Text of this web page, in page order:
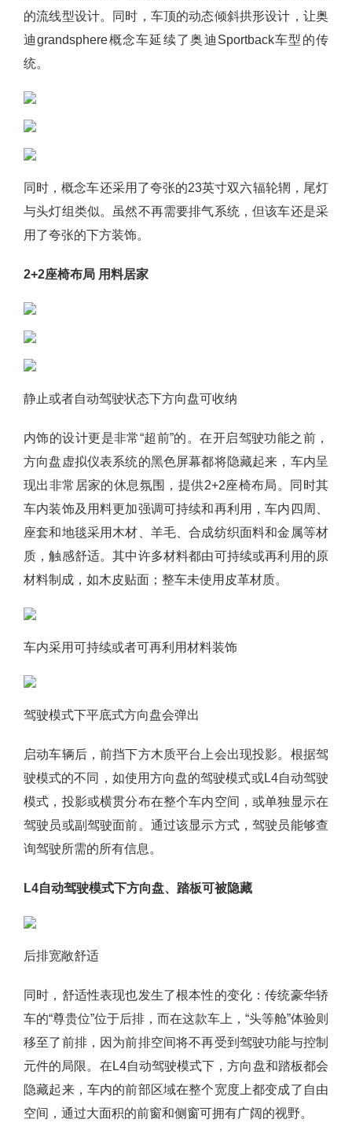
的流线型设计。同时，车顶的动态倾斜拱形设计，让奥
迪grandsphere概念车延续了奥迪Sportback车型的传
统。
同时，概念车还采用了夸张的23英寸双六辐轮辋，尾灯
与头灯组类似。虽然不再需要排气系统，但该车还是采
用了夸张的下方装饰。
2+2座椅布局 用料居家
静止或者自动驾驶状态下方向盘可收纳
内饰的设计更是非常“超前”的。在开启驾驶功能之前，
方向盘虚拟仪表系统的黑色屏幕都将隐藏起来，车内呈
现出非常居家的休息氛围，提供2+2座椅布局。同时其
车内装饰及用料更加强调可持续和再利用，车内四周、
座套和地毯采用木材、羊毛、合成纺织面料和金属等材
质，触感舒适。其中许多材料都由可持续或再利用的原
材料制成，如木皮贴面；整车未使用皮革材质。
车内采用可持续或者可再利用材料装饰
驾驶模式下平底式方向盘会弹出
启动车辆后，前挡下方木质平台上会出现投影。根据驾
驶模式的不同，如使用方向盘的驾驶模式或L4自动驾驶
模式，投影或横贯分布在整个车内空间，或单独显示在
驾驶员或副驾驶面前。通过该显示方式，驾驶员能够查
询驾驶所需的所有信息。
L4自动驾驶模式下方向盘、踏板可被隐藏
后排宽敞舒适
同时，舒适性表现也发生了根本性的变化：传统豪华轿
车的“尊贵位”位于后排，而在这款车上，“头等舱”体验则
移至了前排，因为前排空间将不再受到驾驶功能与控制
元件的局限。在L4自动驾驶模式下，方向盘和踏板都会
隐藏起来，车内的前部区域在整个宽度上都变成了自由
空间，通过大面积的前窗和侧窗可拥有广阔的视野。